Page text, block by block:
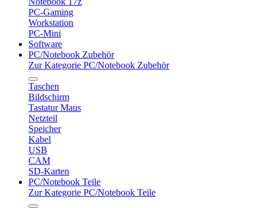
PC-Gaming
Workstation
PC-Mini
Software
PC/Notebook Zubehör
Zur Kategorie PC/Notebook Zubehör
Taschen
Bildschirm
Tastatur Maus
Netzteil
Speicher
Kabel
USB
CAM
SD-Karten
PC/Notebook Teile
Zur Kategorie PC/Notebook Teile